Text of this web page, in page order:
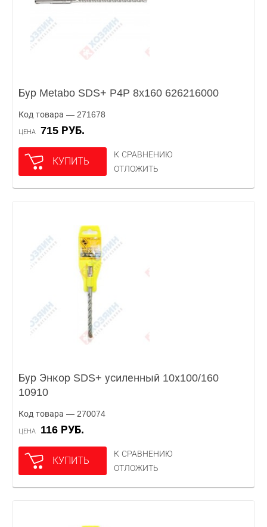
Бур Metabo SDS+ P4P 8x160 626216000
Код товара — 271678
ЦЕНА 715 РУБ.
КУПИТЬ
К СРАВНЕНИЮ
ОТЛОЖИТЬ
Бур Энкор SDS+ усиленный 10х100/160
10910
Код товара — 270074
ЦЕНА 116 РУБ.
КУПИТЬ
К СРАВНЕНИЮ
ОТЛОЖИТЬ